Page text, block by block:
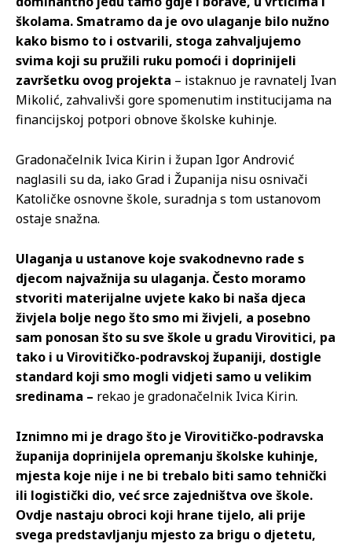
školama. Smatramo da je ovo ulaganje bilo nužno
kako bismo to i ostvarili, stoga zahvaljujemo
svima koji su pružili ruku pomoći i doprinijeli
završetku ovog projekta – istaknuo je ravnatelj Ivan
Mikolić, zahvalivši gore spomenutim institucijama na
financijskoj potpori obnove školske kuhinje.
Gradonačelnik Ivica Kirin i župan Igor Andrović
naglasili su da, iako Grad i Županija nisu osnivači
Katoličke osnovne škole, suradnja s tom ustanovom
ostaje snažna.
Ulaganja u ustanove koje svakodnevno rade s
djecom najvažnija su ulaganja. Često moramo
stvoriti materijalne uvjete kako bi naša djeca
živjela bolje nego što smo mi živjeli, a posebno
sam ponosan što su sve škole u gradu Virovitici, pa
tako i u Virovitičko-podravskoj županiji, dostigle
standard koji smo mogli vidjeti samo u velikim
sredinama – rekao je gradonačelnik Ivica Kirin.
Iznimno mi je drago što je Virovitičko-podravska
županija doprinijela opremanju školske kuhinje,
mjesta koje nije i ne bi trebalo biti samo tehnički
ili logistički dio, već srce zajedništva ove škole.
Ovdje nastaju obroci koji hrane tijelo, ali prije
svega predstavljanju mjesto za brigu o djetetu,